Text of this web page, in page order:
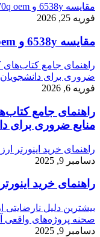
مقایسه 6538y و intel xeon platinum 8470q oem
فوریه 25, 2026
مقایسه 6538y و intel xeon platinum 8470q oem
راهنمای جامع کتاب‌های
ضروری برای
فوریه 6, 2026
راهنمای جامع
منابع ضروری برای
راهنمای خرید اینورتر
دسامبر 9, 2025
راهنمای خرید
بیشترین دلیل
صحنه پروژه‌های واقعی
دسامبر 9, 2025